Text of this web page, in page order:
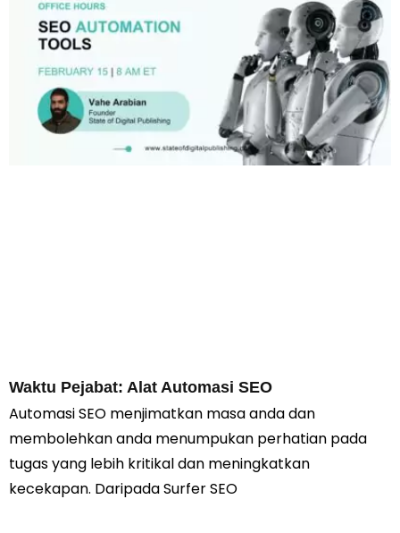
Waktu Pejabat: Alat Automasi SEO
Automasi SEO menjimatkan masa anda dan
membolehkan anda menumpukan perhatian pada
tugas yang lebih kritikal dan meningkatkan
kecekapan. Daripada Surfer SEO